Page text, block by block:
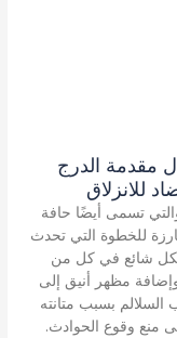
مقدمة الدرج
للانزلاق
تسمى أيضًا حافة
للخطوة التي تحدث
شائع في كل من
وإضافة مظهر أنيق إلى
السلالم بسبب متانته
منع وقوع الحوادث.